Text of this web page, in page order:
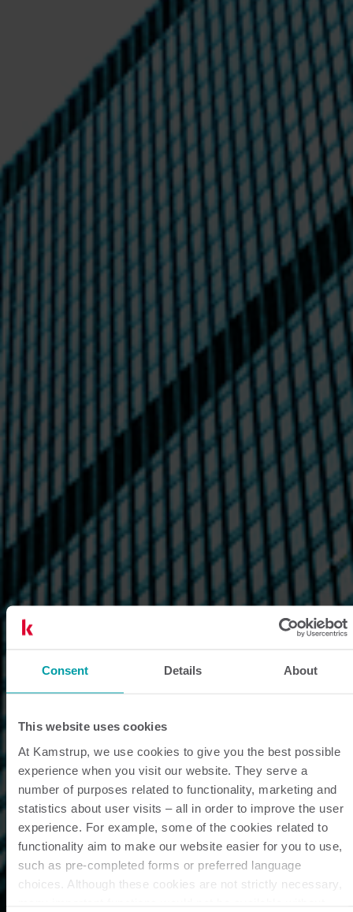
Consent Details About
This website uses cookies
At Kamstrup, we use cookies to give you the best possible
experience when you visit our website. They serve a
number of purposes related to functionality, marketing and
statistics about user visits – all in order to improve the user
experience. For example, some of the cookies related to
functionality aim to make our website easier for you to use,
such as pre-completed forms or preferred language
choices. Although these cookies are not strictly necessary,